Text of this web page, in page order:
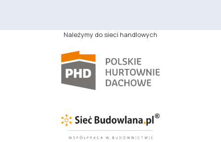
Należymy do sieci handlowych